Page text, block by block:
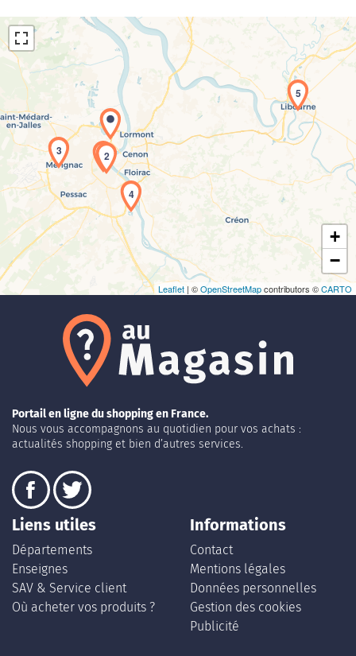
Chargement de la carte en cours...
12
3
4
5
+
−
Leaflet | ©OpenStreetMapcontributors ©CARTO
Portail en ligne du shopping en France.
Nous vous accompagnons au quotidien pour vos achats :
actualités shopping et bien d’autres services.
Liens utiles
Départements
Enseignes
SAV & Service client
Où acheter vos produits ?
Informations
Contact
Mentions légales
Données personnelles
Gestion des cookies
Publicité